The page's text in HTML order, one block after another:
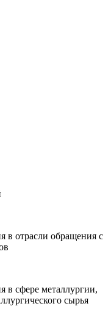
в отрасли обращения с
в сфере металлургии,
сырья